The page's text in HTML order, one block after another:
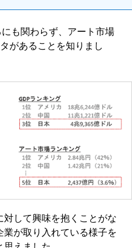
も関わらず、アート市場
があることを知りまし
して興味を抱くことがな
が取り入れている様子を